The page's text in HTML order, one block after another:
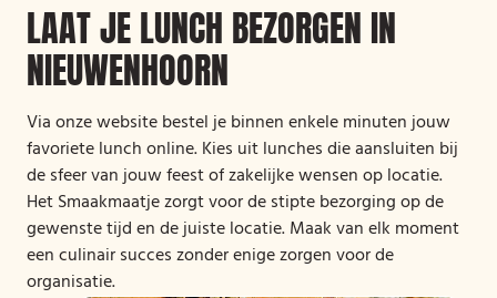
LAAT JE LUNCH BEZORGEN IN
NIEUWENHOORN
Via onze website bestel je binnen enkele minuten jouw
favoriete lunch online. Kies uit lunches die aansluiten bij
de sfeer van jouw feest of zakelijke wensen op locatie.
Het Smaakmaatje zorgt voor de stipte bezorging op de
gewenste tijd en de juiste locatie. Maak van elk moment
een culinair succes zonder enige zorgen voor de
organisatie.